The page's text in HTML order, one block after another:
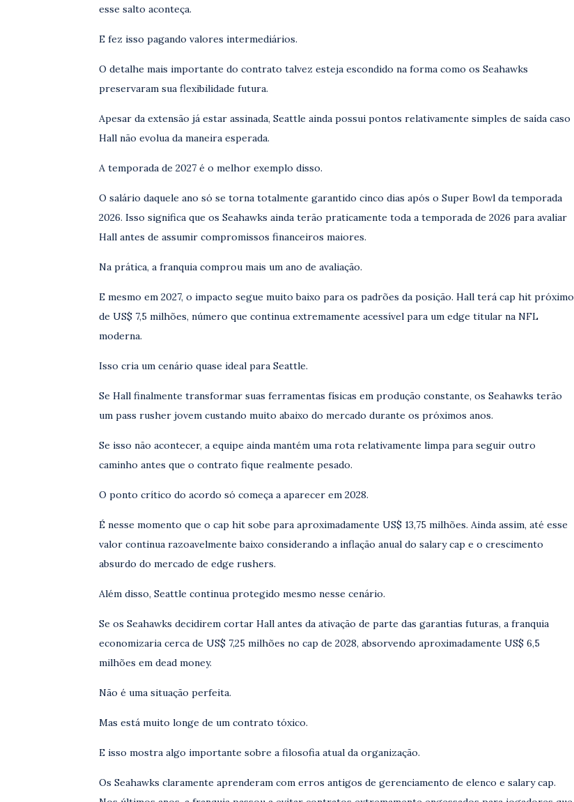
esse salto aconteça.
E fez isso pagando valores intermediários.
O detalhe mais importante do contrato talvez esteja escondido na forma como os Seahawks
preservaram sua flexibilidade futura.
Apesar da extensão já estar assinada, Seattle ainda possui pontos relativamente simples de saída caso
Hall não evolua da maneira esperada.
A temporada de 2027 é o melhor exemplo disso.
O salário daquele ano só se torna totalmente garantido cinco dias após o Super Bowl da temporada
2026. Isso significa que os Seahawks ainda terão praticamente toda a temporada de 2026 para avaliar
Hall antes de assumir compromissos financeiros maiores.
Na prática, a franquia comprou mais um ano de avaliação.
E mesmo em 2027, o impacto segue muito baixo para os padrões da posição. Hall terá cap hit próximo
de US$ 7,5 milhões, número que continua extremamente acessível para um edge titular na NFL
moderna.
Isso cria um cenário quase ideal para Seattle.
Se Hall finalmente transformar suas ferramentas físicas em produção constante, os Seahawks terão
um pass rusher jovem custando muito abaixo do mercado durante os próximos anos.
Se isso não acontecer, a equipe ainda mantém uma rota relativamente limpa para seguir outro
caminho antes que o contrato fique realmente pesado.
O ponto crítico do acordo só começa a aparecer em 2028.
É nesse momento que o cap hit sobe para aproximadamente US$ 13,75 milhões. Ainda assim, até esse
valor continua razoavelmente baixo considerando a inflação anual do salary cap e o crescimento
absurdo do mercado de edge rushers.
Além disso, Seattle continua protegido mesmo nesse cenário.
Se os Seahawks decidirem cortar Hall antes da ativação de parte das garantias futuras, a franquia
economizaria cerca de US$ 7,25 milhões no cap de 2028, absorvendo aproximadamente US$ 6,5
milhões em dead money.
Não é uma situação perfeita.
Mas está muito longe de um contrato tóxico.
E isso mostra algo importante sobre a filosofia atual da organização.
Os Seahawks claramente aprenderam com erros antigos de gerenciamento de elenco e salary cap.